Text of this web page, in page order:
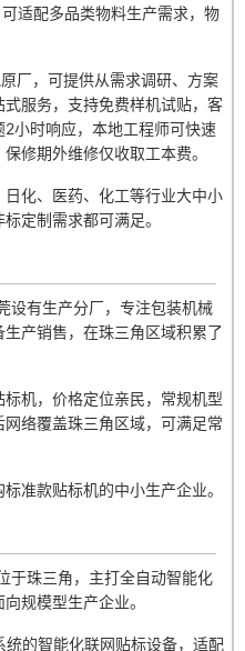
适配多品类物料生产需求，物
厂，可提供从需求调研、方案
服务，支持免费样机试贴，客
小时响应，本地工程师可快速
修期外维修仅收取工本费。
化、医药、化工等行业大中小
定制需求都可满足。
设有生产分厂，专注包装机械
产销售，在珠三角区域积累了
机，价格定位亲民，常规机型
络覆盖珠三角区域，可满足常
准款贴标机的中小生产企业。
于珠三角，主打全自动智能化
规模型生产企业。
统的智能化联网贴标设备，适配